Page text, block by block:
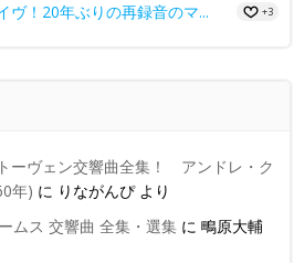
ヴ！20年ぶりの再録音のマ... +3
ーヴェン交響曲全集！ アンドレ・ク
年) に りながんぴより
ムス 交響曲 全集・選集 に 鴫原大輔